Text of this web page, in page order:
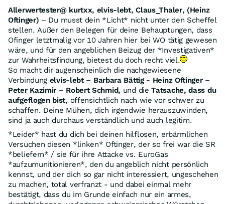
akzeptieren und anerkennen ist nur noch peinlich bis
erbärmlich.
Zeigt und bestätigt jedoch auch nochmals Ihre kriminelle
Gesinnung.
Mehr als die Bestätigung der unabhängigen WO-
Moderation, dass Sie sich bei Ihren Behauptungen der
User-Verbindungen auf dem Irrweg befinden, kann ich
Ihnen auch nicht bieten. Gr
Allerwertester@ kurtxx, elvis-lebt, Claus_Thaler, (Heinz
Oftinger) – Du musst dein *Licht* nicht unter den Scheffel
stellen. Außer den Belegen für deine Behauptungen, dass
Ofinger letztmalig vor 10 Jahren hier bei WO tätig gewesen
wäre, und für den angeblichen Beizug der *Investigativen*
zur Wahrheitsfindung, bietest du doch recht viel.
So macht dir augenscheinlich die nachgewiesene
Verbindung elvis-lebt – Barbara Bättig - Heinz Oftinger –
Peter Kazimir – Robert Schmid, und dieTatsache, dass du
aufgeflogen bist, offensichtlich nach wie vor schwer zu
schaffen. Deine Mühen, dich irgendwie herauszuwinden,
sind ja auch durchaus verständlich und auch legitim.
*Leider* hast du dich bei deinen hilflosen, erbärmlichen
Versuchen diesen *linken* Oftinger, der so frei war die SR
*beliefern* / sie für ihre Attacke vs. EuroGas
*aufzumunitionieren*, den du angeblich nicht persönlich
kennst, und der dich so gar nicht interessiert, ungeschehen
zu machen, total verfranzt - und dabei einmal mehr
bestätigt, dass du im Grunde einfach nur ein armes,